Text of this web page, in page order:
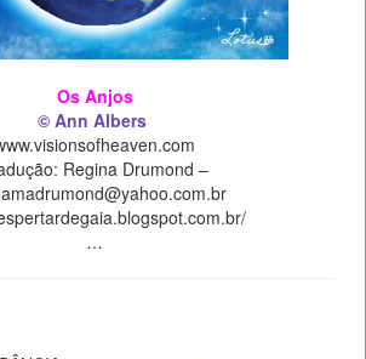
Os Anjos
© Ann Albers
Regina Drumond –
…